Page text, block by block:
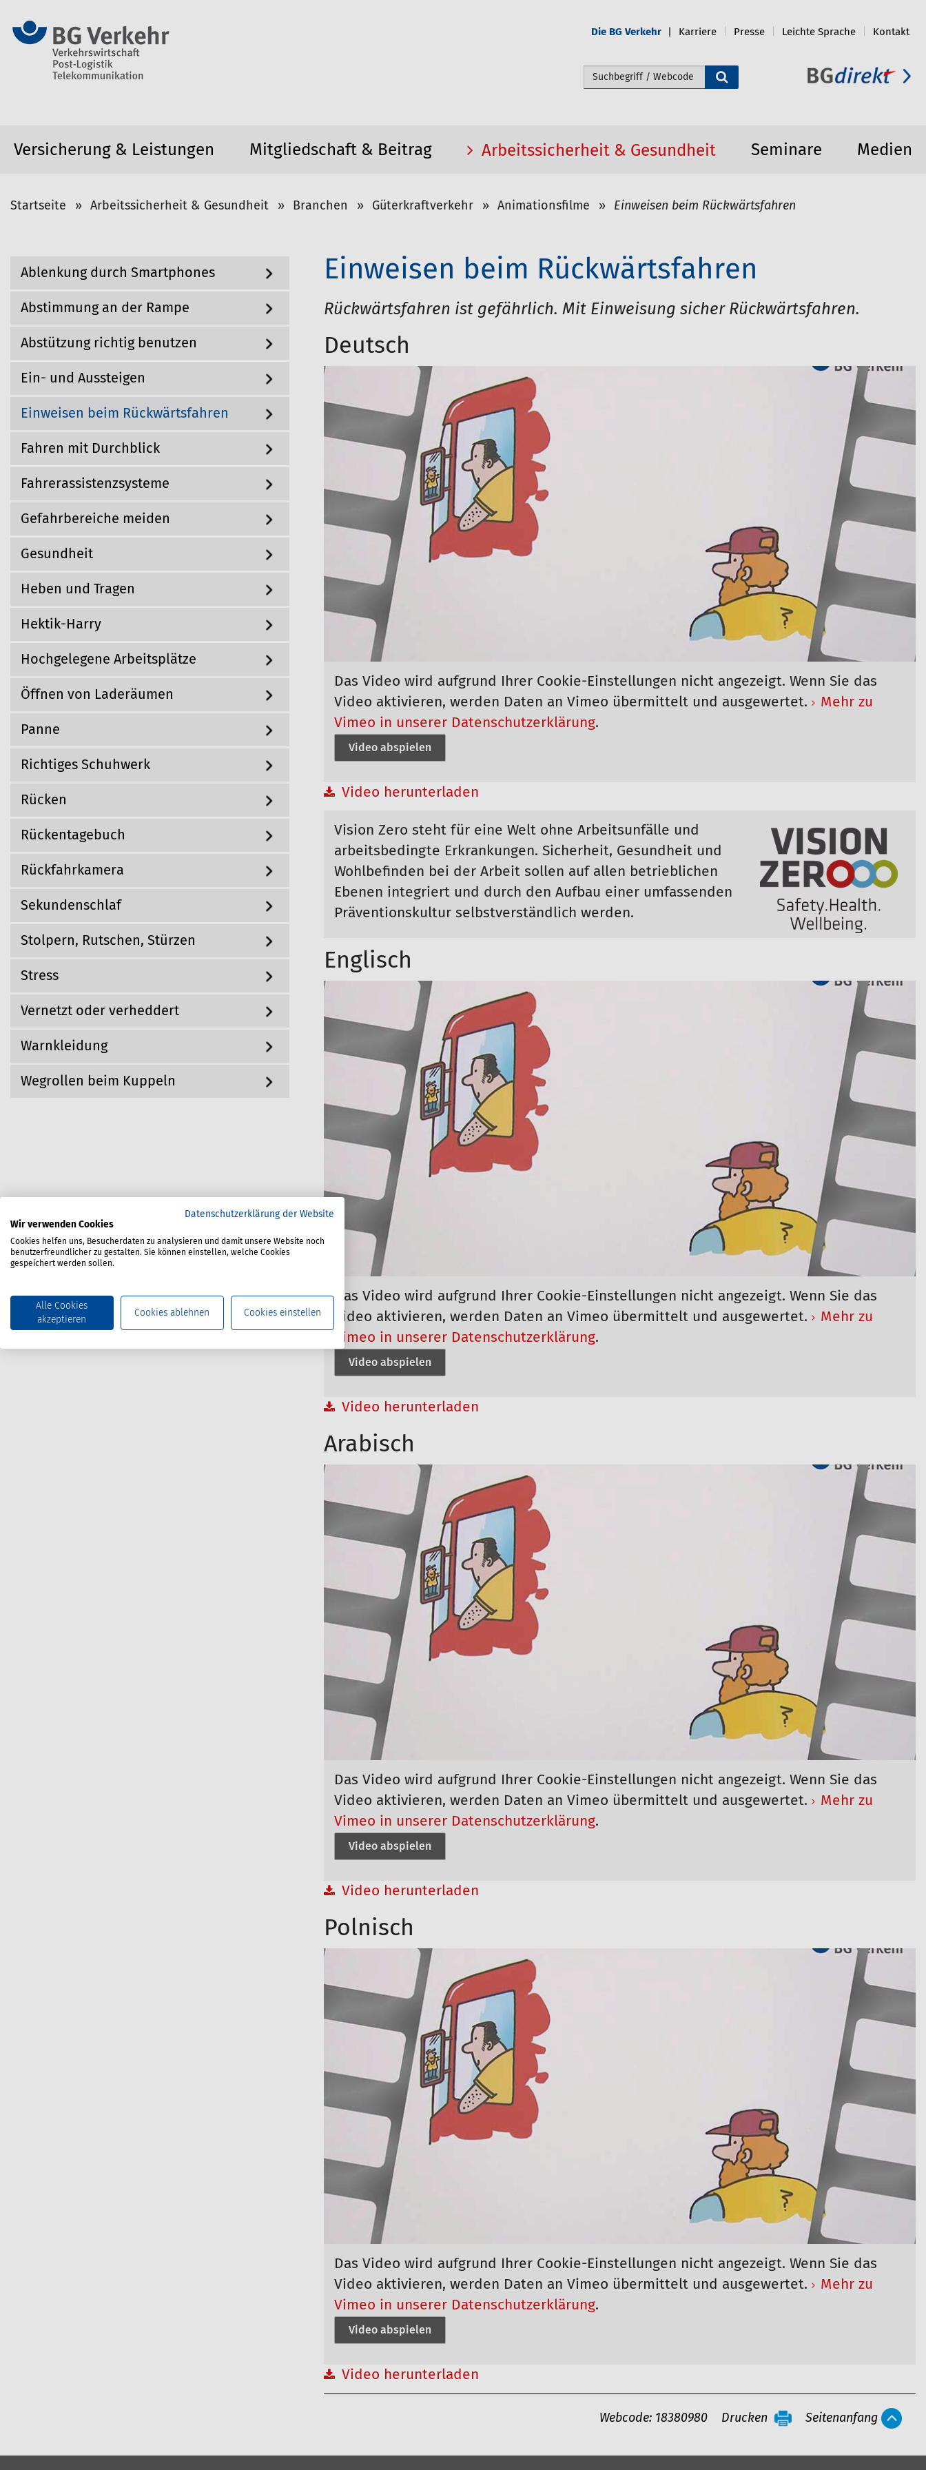
Die BG Verkehr Karriere Presse Leichte Sprache Kontakt
Webseite durchsuchen
Versicherung & Leistungen Mitgliedschaft & Beitrag Arbeitssicherheit & Gesundheit Seminare Medien
S
Startseite Arbeitssicherheit & Gesundheit Branchen Güterkraftverkehr Animationsfilme Einweisen beim Rückwärtsfahren
Einweisen beim Rückwärtsfahren
Rückwärtsfahren ist gefährlich. Mit Einweisung sicher Rückwärtsfahren.
Deutsch
Das Video wird aufgrund Ihrer Cookie-Einstellungen nicht angezeigt. Wenn Sie das
Video aktivieren, werden Daten an Vimeo übermittelt und ausgewertet.
Mehr zu
Vimeo in unserer Datenschutzerklärung.
Video abspielen
Video herunterladen
Vision Zero steht für eine Welt ohne Arbeitsunfälle und
arbeitsbedingte Erkrankungen. Sicherheit, Gesundheit und
Wohlbefinden bei der Arbeit sollen auf allen betrieblichen
Ebenen integriert und durch den Aufbau einer umfassenden
Präventionskultur selbstverständlich werden.
Englisch
Das Video wird aufgrund Ihrer Cookie-Einstellungen nicht angezeigt. Wenn Sie das
Video aktivieren, werden Daten an Vimeo übermittelt und ausgewertet.
Mehr zu
Vimeo in unserer Datenschutzerklärung.
Video abspielen
Video herunterladen
Arabisch
Das Video wird aufgrund Ihrer Cookie-Einstellungen nicht angezeigt. Wenn Sie das
Video aktivieren, werden Daten an Vimeo übermittelt und ausgewertet.
Mehr zu
Vimeo in unserer Datenschutzerklärung.
Video abspielen
Video herunterladen
Polnisch
Das Video wird aufgrund Ihrer Cookie-Einstellungen nicht angezeigt. Wenn Sie das
Video aktivieren, werden Daten an Vimeo übermittelt und ausgewertet.
Mehr zu
Vimeo in unserer Datenschutzerklärung.
Video abspielen
Video herunterladen
t
Webcode: 18380980 Drucken Seitenanfang
Ablenkung durch Smartphones
Abstimmung an der Rampe
Abstützung richtig benutzen
Ein- und Aussteigen
Einweisen beim Rückwärtsfahren
Fahren mit Durchblick
Fahrerassistenzsysteme
Gefahrbereiche meiden
Gesundheit
Heben und Tragen
Hektik-Harry
Hochgelegene Arbeitsplätze
Öffnen von Laderäumen
Panne
Richtiges Schuhwerk
Rücken
Rückentagebuch
Rückfahrkamera
Sekundenschlaf
Stolpern, Rutschen, Stürzen
Stress
Vernetzt oder verheddert
Warnkleidung
Wegrollen beim Kuppeln
Datenschutzerklärung der Website
Wir verwenden Cookies
Cookies helfen uns, Besucherdaten zu analysieren und damit unsere Website noch
benutzerfreundlicher zu gestalten. Sie können einstellen, welche Cookies
gespeichert werden sollen.
Alle Cookies
akzeptieren
Cookies ablehnen Cookies einstellen